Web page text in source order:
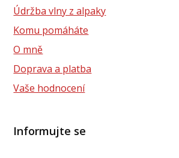
Údržba vlny z alpaky
Komu pomáháte
O mně
Doprava a platba
Vaše hodnocení
Informujte se